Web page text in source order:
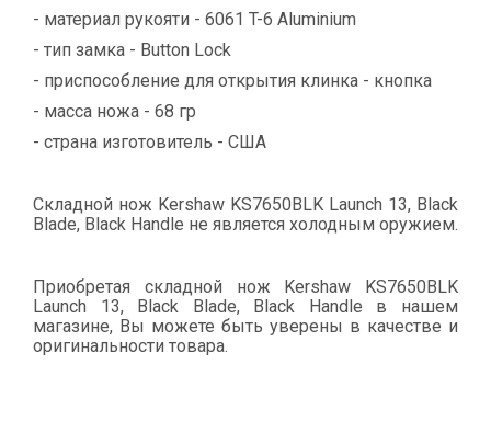
- материал рукояти - 6061 T-6 Aluminium
- тип замка - Button Lock
- приспособление для открытия клинка - кнопка
- масса ножа - 68 гр
- страна изготовитель - США
Складной нож Kershaw KS7650BLK Launch 13, Black
Blade, Black Handle не является холодным оружием.
Приобретая складной нож Kershaw KS7650BLK
Launch 13, Black Blade, Black Handle в нашем
магазине, Вы можете быть уверены в качестве и
оригинальности товара.